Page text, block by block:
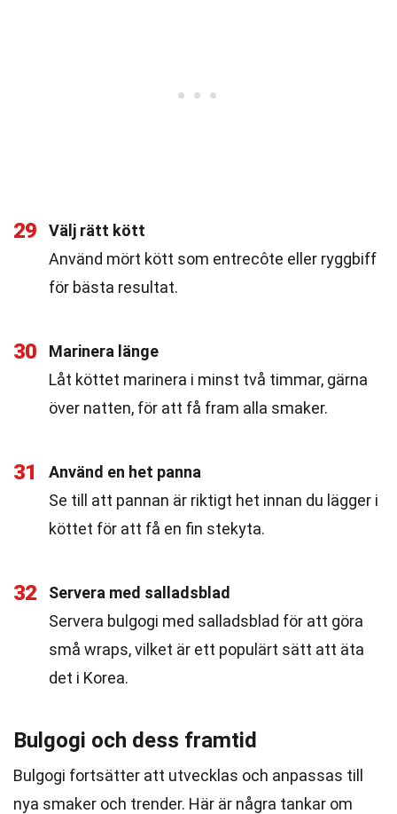
29
Välj rätt kött
Använd mört kött som entrecôte eller ryggbiff
för bästa resultat.
30
Marinera länge
Låt köttet marinera i minst två timmar, gärna
över natten, för att få fram alla smaker.
31
Använd en het panna
Se till att pannan är riktigt het innan du lägger i
köttet för att få en fin stekyta.
32
Servera med salladsblad
Servera bulgogi med salladsblad för att göra
små wraps, vilket är ett populärt sätt att äta
det i Korea.
Bulgogi och dess framtid
Bulgogi fortsätter att utvecklas och anpassas till
nya smaker och trender. Här är några tankar om